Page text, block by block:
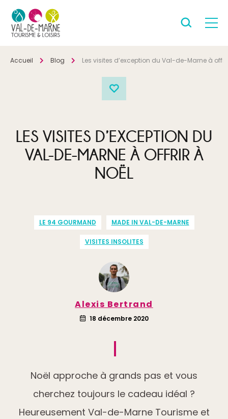
Accueil Blog Les visites d’exception du Val-de-Marne à
LES VISITES D’EXCEPTION DU
VAL-DE-MARNE À OFFRIR À
NOËL
LE 94 GOURMAND MADE IN VAL-DE-MARNE
VISITES INSOLITES
Alexis Bertrand
18 décembre 2020
Noël approche à grands pas et vous
cherchez toujours le cadeau idéal ?
Heureusement Val-de-Marne Tourisme et